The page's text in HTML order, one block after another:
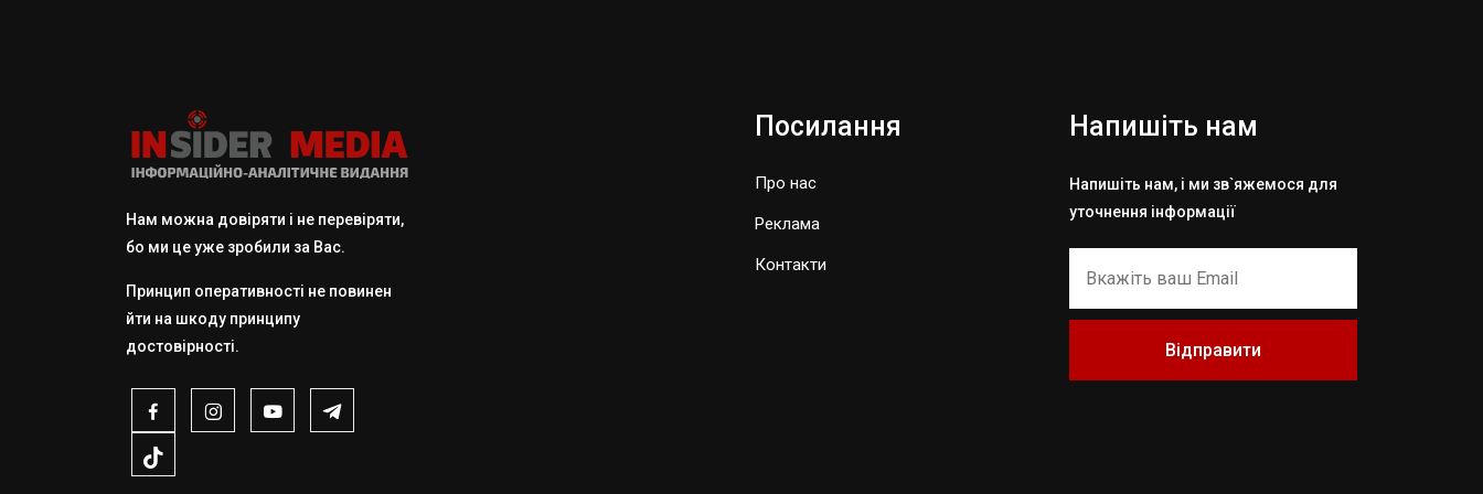
Нам можна довіряти і не перевіряти,
бо ми це уже зробили за Вас.
Принцип оперативності не повинен
йти на шкоду принципу
достовірності.
Посилання
Про нас
Реклама
Контакти
Напишіть нам
Напишіть нам, і ми зв`яжемося для
уточнення інформації
Відправити